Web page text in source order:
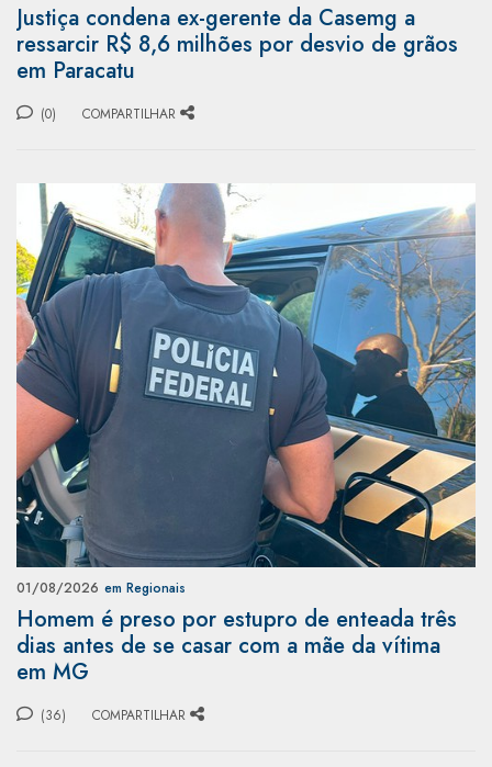
Justiça condena ex-gerente da Casemg a
ressarcir R$ 8,6 milhões por desvio de grãos
em Paracatu
(0) COMPARTILHAR
01/08/2026 em Regionais
Homem é preso por estupro de enteada três
dias antes de se casar com a mãe da vítima
em MG
(36) COMPARTILHAR